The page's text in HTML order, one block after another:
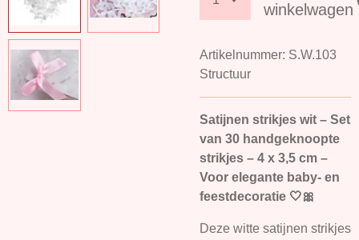
winkelwagen
Artikelnummer: S.W.103
Structuur
Satijnen strikjes wit – Set
van 30 handgeknoopte
strikjes – 4 x 3,5 cm –
Voor elegante baby- en
feestdecoratie 🤍🎀
Deze witte satijnen strikjes